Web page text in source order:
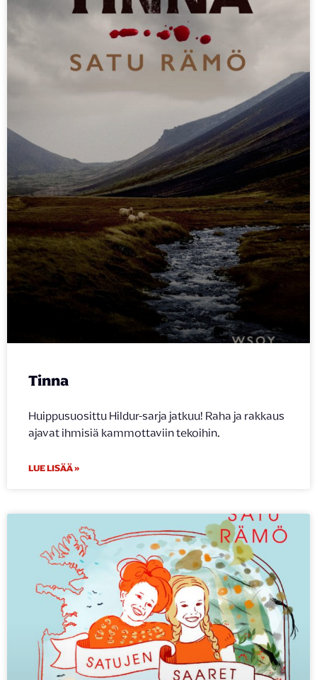
Tinna
Huippusuosittu Hildur-sarja jatkuu! Raha ja rakkaus
ajavat ihmisiä kammottaviin tekoihin.
LUE LISÄÄ »